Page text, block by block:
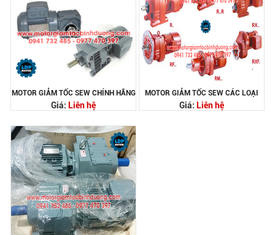
MOTOR GIẢM TỐC SEW CHÍNH HÃNG
Giá: Liên hệ
MOTOR GIẢM TỐC SEW CÁC LOẠI
Giá: Liên hệ